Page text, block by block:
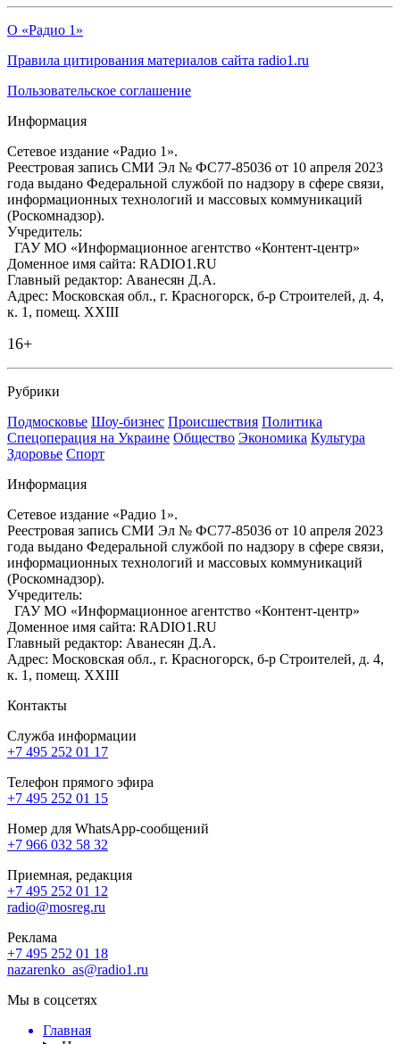
О «Радио 1»
Правила цитирования материалов сайта radio1.ru
Пользовательское соглашение
Информация
Сетевое издание «Радио 1».
Реестровая запись СМИ Эл № ФС77-85036 от 10 апреля 2023
года выдано Федеральной службой по надзору в сфере связи,
информационных технологий и массовых коммуникаций
(Роскомнадзор).
Учредитель:
ГАУ МО «Информационное агентство «Контент-центр»
Доменное имя сайта: RADIO1.RU
Главный редактор: Аванесян Д.А.
Адрес: Московская обл., г. Красногорск, б-р Строителей, д. 4,
к. 1, помещ. XXIII
16+
Рубрики
Подмосковье Шоу-бизнес Происшествия Политика
Спецоперация на Украине Общество Экономика Культура
Здоровье Спорт
Информация
Сетевое издание «Радио 1».
Реестровая запись СМИ Эл № ФС77-85036 от 10 апреля 2023
года выдано Федеральной службой по надзору в сфере связи,
информационных технологий и массовых коммуникаций
(Роскомнадзор).
Учредитель:
ГАУ МО «Информационное агентство «Контент-центр»
Доменное имя сайта: RADIO1.RU
Главный редактор: Аванесян Д.А.
Адрес: Московская обл., г. Красногорск, б-р Строителей, д. 4,
к. 1, помещ. XXIII
Контакты
Служба информации
+7 495 252 01 17
Телефон прямого эфира
+7 495 252 01 15
Номер для WhatsApp-сообщений
+7 966 032 58 32
Приемная, редакция
+7 495 252 01 12
radio@mosreg.ru
Реклама
+7 495 252 01 18
nazarenko_as@radio1.ru
Мы в соцсетях
Главная